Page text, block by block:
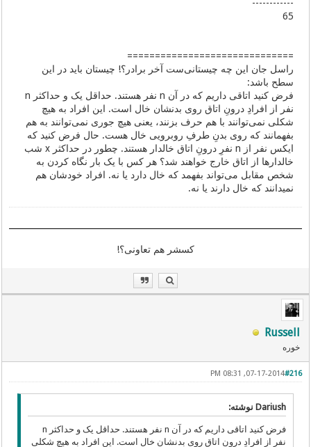
------------
65
==============================
راسل جان این چه چیستانی‌ست آخر برادر؟! چیستان باید در این
سطح باشد:
فرض کنید اتاقی داریم که در آن n نفر هستند. حداقل یک و حداکثر n
نفر از افرادِ درونِ اتاق روی بدنشان خال است. این افراد به هیچ
شکلی نمی‌توانند با هم حرف بزنند، یعنی هیچ جوری نمی‌توانند به هم
بفهمانند که روی بدنِ طرفِ روبرویی خال هست. حال فرض کنید که
ایکس نفر از n نفرِ درونِ اتاق خالدار هستند. چطور در حداکثر x شب
خالدارها از اتاق خارج خواهند شد؟ هر کس با یک بار نگاه کردن به
شخص مقابل می‌تواند بفهمد که خال دارد یا نه. افراد خودشان هم
نمیدانند که خال دارند یا نه.
کسشر هم تعاونی؟!
Russell
خوره
#216
07-17-2014, 08:31 PM
Dariush نوشته:
فرض کنید اتاقی داریم که در آن n نفر هستند. حداقل یک و حداکثر n
نفر از افرادِ درونِ اتاق روی بدنشان خال است. این افراد به هیچ شکلی